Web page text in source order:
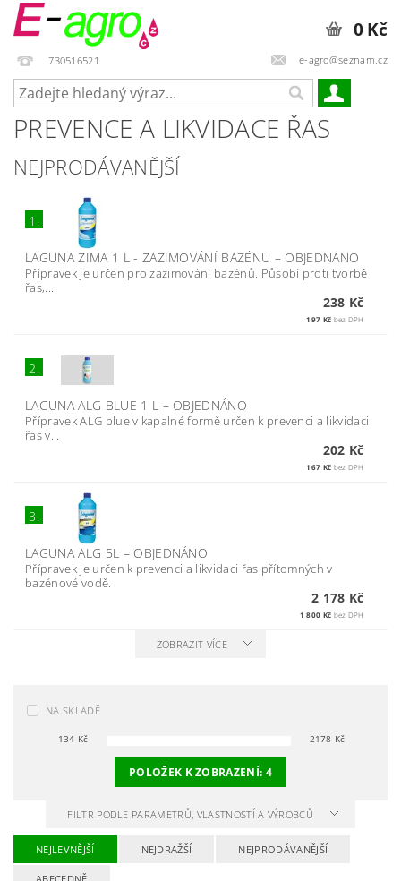
730516521 e-agro@seznam.cz
0 Kč
PREVENCE A LIKVIDACE ŘAS
NEJPRODÁVANĚJŠÍ
1.
LAGUNA ZIMA 1 L - ZAZIMOVÁNÍ BAZÉNU – OBJEDNÁNO
Přípravek je určen pro zazimování bazénů. Působí proti tvorbě
řas,...
238 Kč
197 Kč bez DPH
2.
LAGUNA ALG BLUE 1 L – OBJEDNÁNO
Přípravek ALG blue v kapalné formě určen k prevenci a likvidaci
řas v...
202 Kč
167 Kč bez DPH
3.
LAGUNA ALG 5L – OBJEDNÁNO
Přípravek je určen k prevenci a likvidaci řas přítomných v
bazénové vodě.
2 178 Kč
1 800 Kč bez DPH
ZOBRAZIT VÍCE
NA SKLADĚ
134 Kč 2178 Kč
POLOŽEK K ZOBRAZENÍ: 4
FILTR PODLE PARAMETRŮ, VLASTNOSTÍ A VÝROBCŮ
NEJLEVNĚJŠÍ NEJDRAŽŠÍ NEJPRODÁVANĚJŠÍ